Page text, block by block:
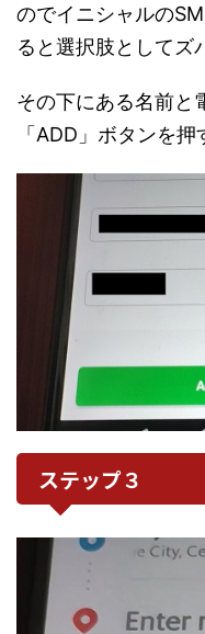
のでイニシャルの
ると選択肢としてズ
その下にある名前と
「ADD」ボタンを押
ステップ３